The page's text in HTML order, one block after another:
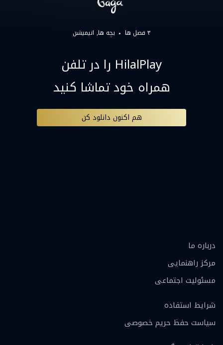
۳ فصل ها بچه ها انیمیشن
HilalPlay را در تلفن
همراه خود تماشا کنید
هم اکنون دانلود کن
درباره ما
مرکز راهنمایی
مسئولیت اجتماعی
شرایط استفاده
سیاست حفظ حریم خصوصی